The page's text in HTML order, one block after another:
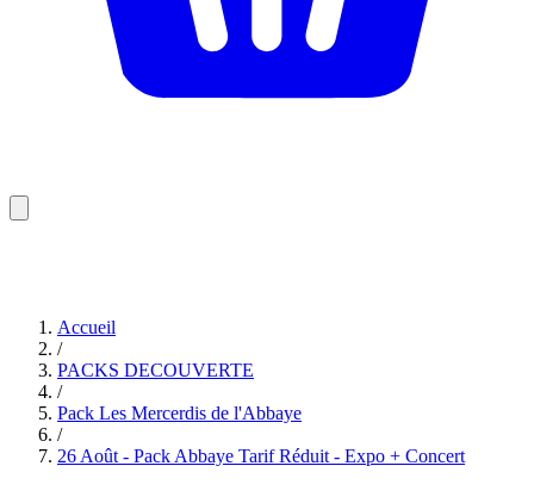
Accueil
/
PACKS DECOUVERTE
/
Pack Les Mercerdis de l'Abbaye
/
26 Août - Pack Abbaye Tarif Réduit - Expo + Concert